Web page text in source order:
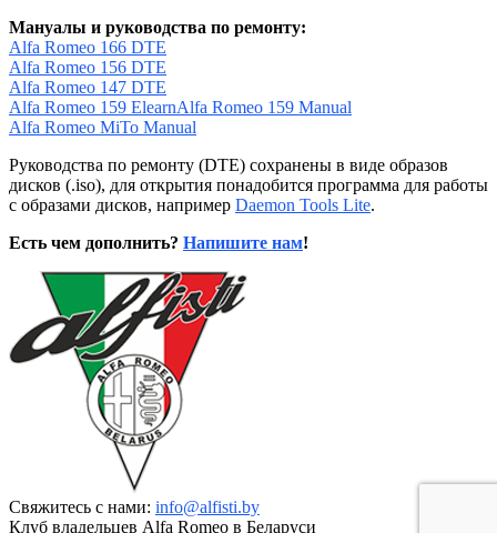
Мануалы и руководства по ремонту:
Alfa Romeo 166 DTE
Alfa Romeo 156 DTE
Alfa Romeo 147 DTE
Alfa Romeo 159 ElearnAlfa Romeo 159 Manual
Alfa Romeo MiTo Manual
Руководства по ремонту (DTE) сохранены в виде образов
дисков (.iso), для открытия понадобится программа для работы
с образами дисков, например Daemon Tools Lite.
Есть чем дополнить? Напишите нам!
Свяжитесь с нами: info@alfisti.by
Клуб владельцев Alfa Romeo в Беларуси